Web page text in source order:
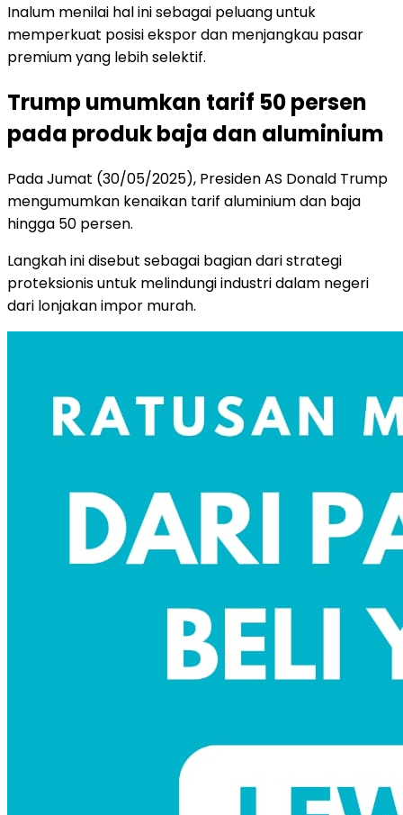
Inalum menilai hal ini sebagai peluang untuk
memperkuat posisi ekspor dan menjangkau pasar
premium yang lebih selektif.
Trump umumkan tarif 50 persen
pada produk baja dan aluminium
Pada Jumat (30/05/2025), Presiden AS Donald Trump
mengumumkan kenaikan tarif aluminium dan baja
hingga 50 persen.
Langkah ini disebut sebagai bagian dari strategi
proteksionis untuk melindungi industri dalam negeri
dari lonjakan impor murah.